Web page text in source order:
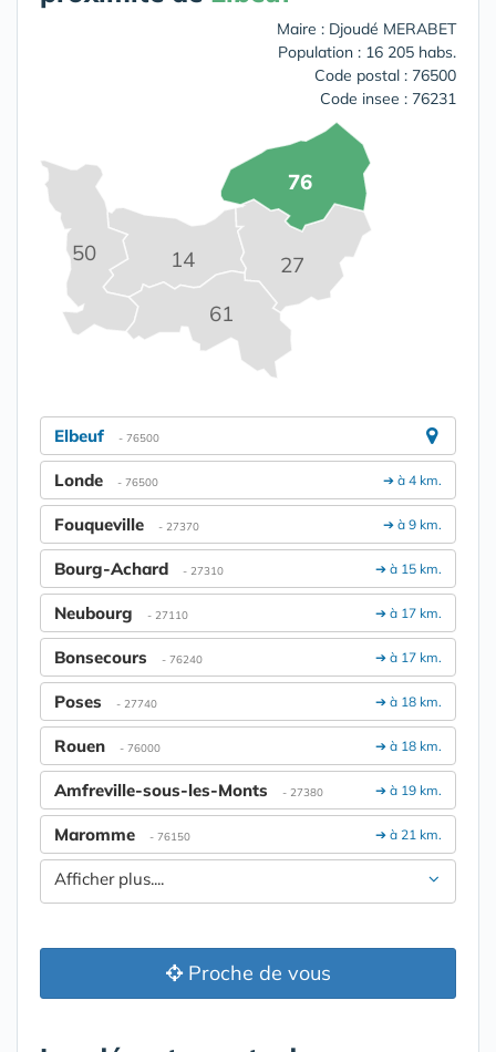
Maire : Djoudé MERABET
Population : 16 205 habs.
Code postal : 76500
Code insee : 76231
14 27
50
61
76
Elbeuf - 76500
➔ à 4 km.
Londe - 76500
➔ à 9 km.
Fouqueville - 27370
➔ à 15 km.
Bourg-Achard - 27310
➔ à 17 km.
Neubourg - 27110
➔ à 17 km.
Bonsecours - 76240
➔ à 18 km.
Poses - 27740
➔ à 18 km.
Rouen - 76000
➔ à 19 km.
Amfreville-sous-les-Monts - 27380
➔ à 21 km.
Maromme - 76150
Afficher plus....
Proche de vous